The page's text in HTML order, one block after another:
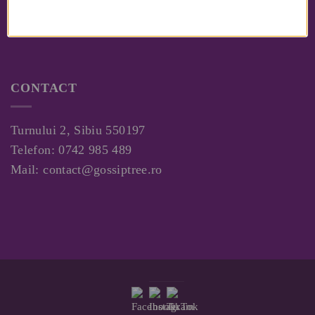
CONTACT
Turnului 2, Sibiu 550197
Telefon:0742 985 489
Mail:contact@gossiptree.ro